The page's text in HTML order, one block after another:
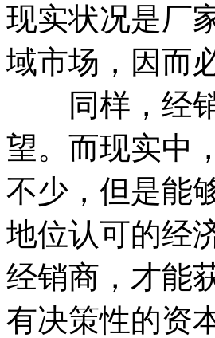
现实状况是厂
域市场，因而
同样，经销
望。而现实中
不少，但是能
地位认可的经
经销商，才能
有决策性的资